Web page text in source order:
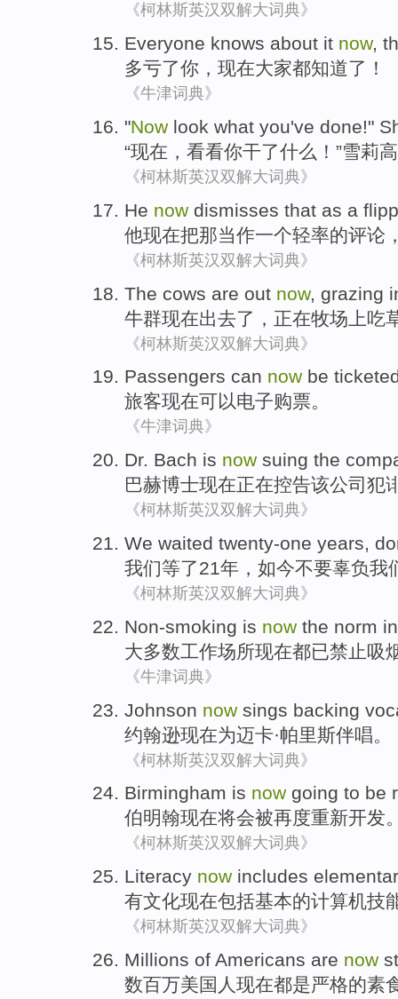
《柯林斯英汉双解大词典》
Everyone knows about it now,
多亏了你， 现在大家都知道了！
《牛津词典》
"Now look what you've done!"
“现在 ， 看看你干了什么 ！”雪莉
《柯林斯英汉双解大词典》
He now dismisses that as a
他现在把那当作一个轻率的评论
《柯林斯英汉双解大词典》
The cows are out now, grazing
牛群现在出去了， 正在牧场 上吃
《柯林斯英汉双解大词典》
Passengers can now be
旅客现在可以电子购票。
《牛津词典》
Dr. Bach is now suing the
巴赫博士现在正在控告该公司 犯
《柯林斯英汉双解大词典》
We waited twenty-one years,
我们等了21年 ， 如今不要辜负我
《柯林斯英汉双解大词典》
Non-smoking is now the norm
大多数工作场所现在都已禁止吸
《牛津词典》
Johnson now sings backing
约翰逊现在为迈卡·帕里斯伴唱 。
《柯林斯英汉双解大词典》
Birmingham is now going to be
伯明翰现在将会被再度重新开发
《柯林斯英汉双解大词典》
Literacy now includes
有文化现在包括基本的计算机技
《柯林斯英汉双解大词典》
Millions of Americans are now
数百万美国 人 现在都是严格的素